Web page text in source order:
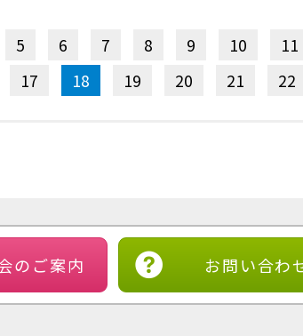
5 6 7 8 9 10 11
17 18 19 20 21 22
のご案内 お問い合わ